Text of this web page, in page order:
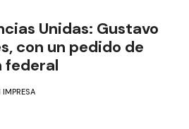
Unidas: Gustavo
con un pedido de
federal